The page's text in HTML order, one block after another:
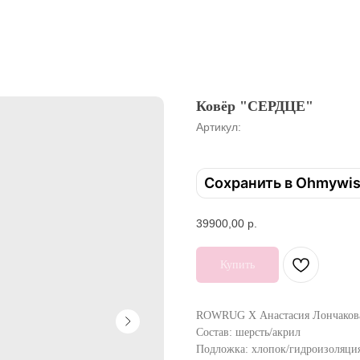
Ковёр "СЕРДЦЕ"
Артикул:
Сохранить в
39900,00 р.
Купить
ROWRUG X Анастасия
Состав: шерсть/акрил
Подложка: хлопок/